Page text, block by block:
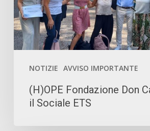
NOTIZIE AVVISO IMPORTANTE
ETS
(H)OPE Fondazione Don
il Sociale ETS